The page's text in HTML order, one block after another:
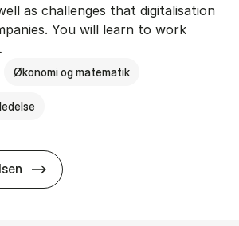
as challenges that digitalisation
You will learn to work
Økonomi og matematik
BSc in Busi­ness Ad­min­is­tra­tion